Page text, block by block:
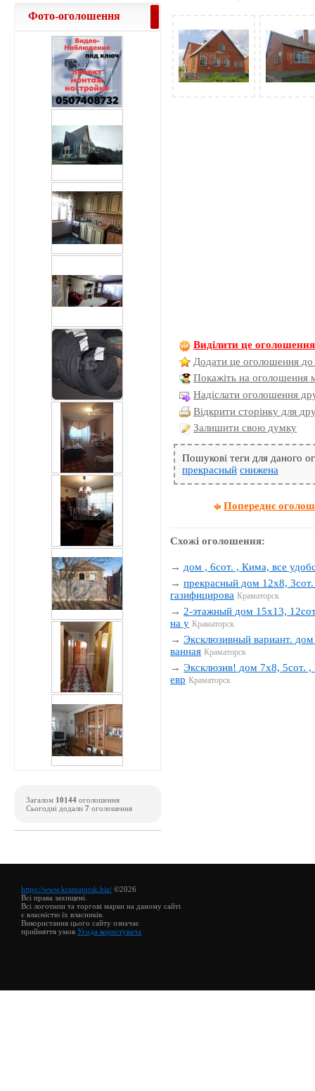
Виділити це оголошення
Додати це оголошення до
Покажіть на оголошення
Надіслати оголошення
Відкрити сторінку для
Залишити свою думку
Пошукові теги для даного
прекрасный снижена
Попереднє
Схожі оголошення:
→ дом , 6сот. , Кима, все
→прекрасный дом 12х8,
газифицирова Краматорск
→ 2-этажный дом 15х13,
на у Краматорск
→Эксклюзивный вариант.
ванная Краматорск
→Эксклюзив! дом 7х8, 5сот. ,
евр Краматорск
Фото-оголошення
Загалом 10144 оголошення
Сьогодні додали 7 оголошення
https://www.kramatorsk.biz/ ©2026
Всі права захищені.
Всі логотипи та торгові марки на даному сайті
є власністю їх власників.
Використання цього сайту означає
прийняття умов Угода користувача